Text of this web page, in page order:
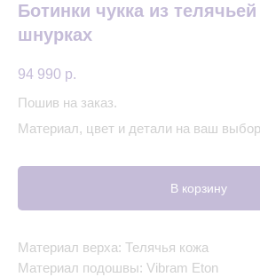
Ботинки чукка из
шнурках
94 990 р.
Пошив на заказ.
Материал, цвет и детали на ваш выбор
В корзину
Материал верха: Телячья кожа
Материал подошвы: Vibram Eton